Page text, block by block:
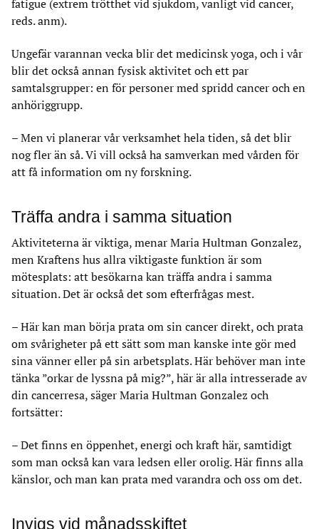
fatigue (extrem trötthet vid sjukdom, vanligt vid cancer,
reds. anm).
Ungefär varannan vecka blir det medicinsk yoga, och i vår
blir det också annan fysisk aktivitet och ett par
samtalsgrupper: en för personer med spridd cancer och en
anhöriggrupp.
– Men vi planerar vår verksamhet hela tiden, så det blir
nog fler än så. Vi vill också ha samverkan med vården för
att få information om ny forskning.
Träffa andra i samma situation
Aktiviteterna är viktiga, menar Maria Hultman Gonzalez,
men Kraftens hus allra viktigaste funktion är som
mötesplats: att besökarna kan träffa andra i samma
situation. Det är också det som efterfrågas mest.
– Här kan man börja prata om sin cancer direkt, och prata
om svårigheter på ett sätt som man kanske inte gör med
sina vänner eller på sin arbetsplats. Här behöver man inte
tänka ”orkar de lyssna på mig?”, här är alla intresserade av
din cancerresa, säger Maria Hultman Gonzalez och
fortsätter:
– Det finns en öppenhet, energi och kraft här, samtidigt
som man också kan vara ledsen eller orolig. Här finns alla
känslor, och man kan prata med varandra och oss om det.
Invigs vid månadsskiftet